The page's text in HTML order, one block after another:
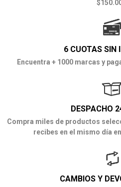
6 CUOTAS SIN
Encuentra + 1000 marcas y
DESPACHO
Compra miles de productos
recibes en el mismo día
CAMBIOS Y